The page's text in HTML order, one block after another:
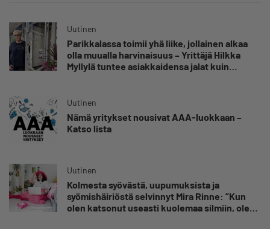
Uutinen
Parikkalassa toimii yhä liike, jollainen alkaa
olla muualla harvinaisuus – Yrittäjä Hilkka
Myllylä tuntee asiakkaidensa jalat kuin
Uutinen
Nämä yritykset nousivat AAA-luokkaan –
Katso lista
Uutinen
Kolmesta syövästä, uupumuksista ja
syömishäiriöstä selvinnyt Mira Rinne: ”Kun
olen katsonut useasti kuolemaa silmiin, olen